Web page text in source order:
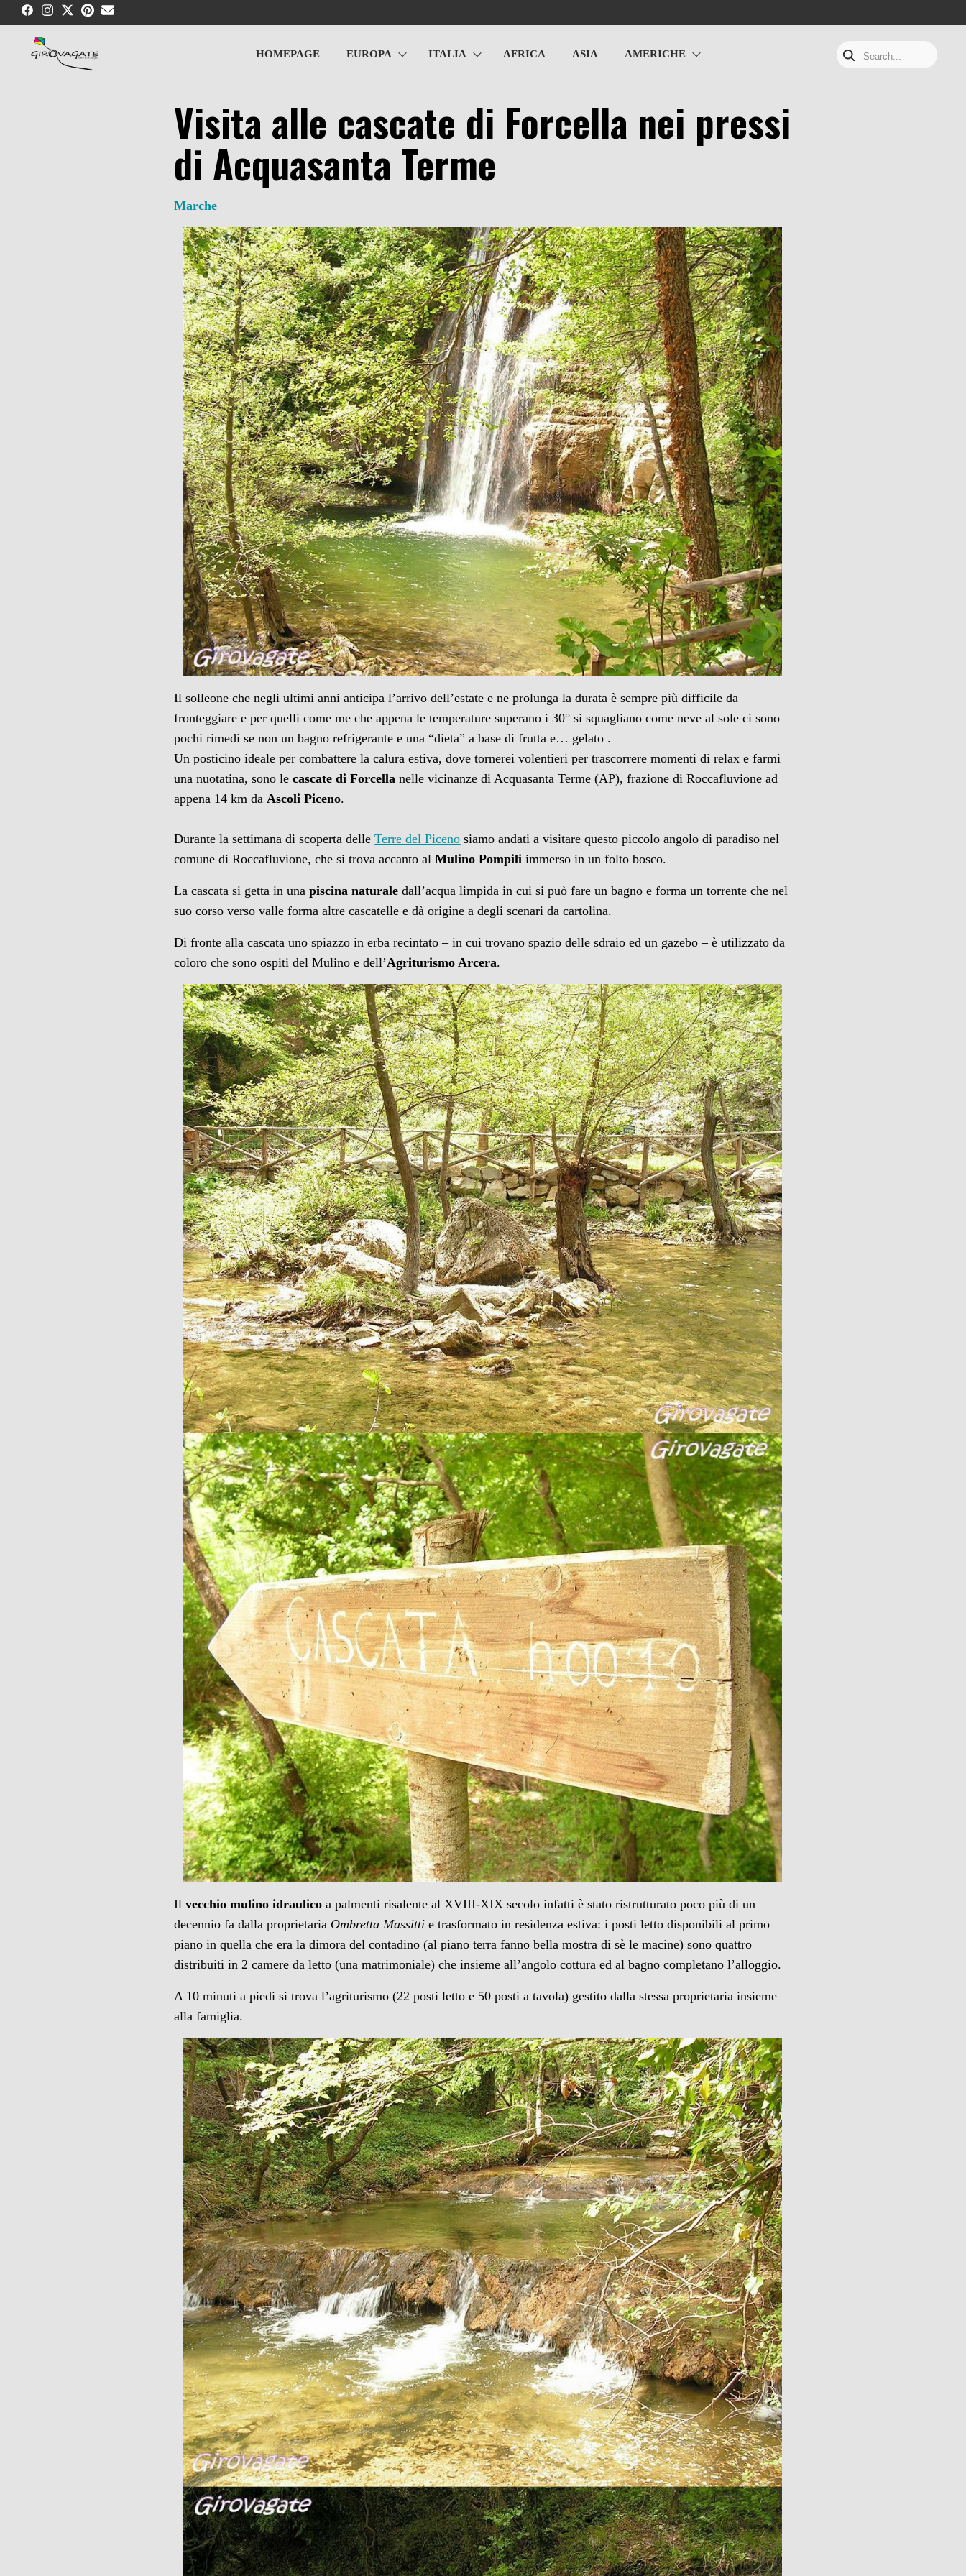
Skip
content
HOMEPAGE EUROPA ITALIA AFRICA ASIA AMERICHE
Search...
Visita alle cascate di Forcella nei pressi
di Acquasanta Terme
Marche
Il solleone che negli ultimi anni anticipa l’arrivo dell’estate e ne prolunga la durata è sempre più difficile da
fronteggiare e per quelli come me che appena le temperature superano i 30° si squagliano come neve al sole ci sono
pochi rimedi se non un bagno refrigerante e una “dieta” a base di frutta e… gelato .
Un posticino ideale per combattere la calura estiva, dove tornerei volentieri per trascorrere momenti di relax e farmi
una nuotatina, sono lecascate di Forcella nelle vicinanze di Acquasanta Terme (AP), frazione di Roccafluvione ad
appena 14 km daAscoli Piceno.
Durante la settimana di scoperta delleTerre del Piceno siamo andati a visitare questo piccolo angolo di paradiso nel
comune di Roccafluvione, che si trova accanto alMulino Pompili immerso in un folto bosco.
La cascata si getta in unapiscina naturale dall’acqua limpida in cui si può fare un bagno e forma un torrente che nel
suo corso verso valle forma altre cascatelle e dà origine a degli scenari da cartolina.
Di fronte alla cascata uno spiazzo in erba recintato – in cui trovano spazio delle sdraio ed un gazebo – è utilizzato da
coloro che sono ospiti del Mulino e dell’Agriturismo Arcera.
Ilvecchio mulino idraulico a palmenti risalente al XVIII-XIX secolo infatti è stato ristrutturato poco più di un
decennio fa dalla proprietaria Ombretta Massitti e trasformato in residenza estiva: i posti letto disponibili al primo
piano in quella che era la dimora del contadino (al piano terra fanno bella mostra di sè le macine) sono quattro
distribuiti in 2 camere da letto (una matrimoniale) che insieme all’angolo cottura ed al bagno completano l’alloggio.
A 10 minuti a piedi si trova l’agriturismo (22 posti letto e 50 posti a tavola) gestito dalla stessa proprietaria insieme
alla famiglia.